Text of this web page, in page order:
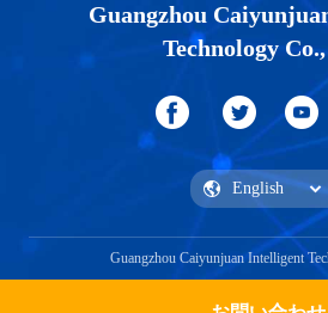
Guangzhou
Technology
Guangzhou Caiyunjuan Intelligent